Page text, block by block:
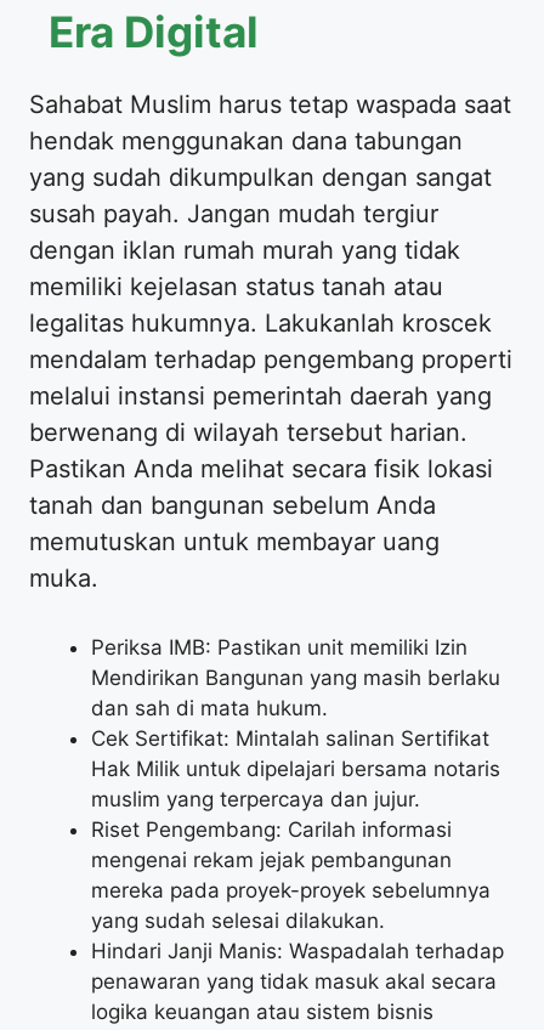
Era Digital
Sahabat Muslim harus tetap waspada saat
hendak menggunakan dana tabungan
yang sudah dikumpulkan dengan sangat
susah payah. Jangan mudah tergiur
dengan iklan rumah murah yang tidak
memiliki kejelasan status tanah atau
legalitas hukumnya. Lakukanlah kroscek
mendalam terhadap pengembang properti
melalui instansi pemerintah daerah yang
berwenang di wilayah tersebut harian.
Pastikan Anda melihat secara fisik lokasi
tanah dan bangunan sebelum Anda
memutuskan untuk membayar uang
muka.
Periksa IMB: Pastikan unit memiliki Izin
Mendirikan Bangunan yang masih berlaku
dan sah di mata hukum.
Cek Sertifikat: Mintalah salinan Sertifikat
Hak Milik untuk dipelajari bersama notaris
muslim yang terpercaya dan jujur.
Riset Pengembang: Carilah informasi
mengenai rekam jejak pembangunan
mereka pada proyek-proyek sebelumnya
yang sudah selesai dilakukan.
Hindari Janji Manis: Waspadalah terhadap
penawaran yang tidak masuk akal secara
logika keuangan atau sistem bisnis